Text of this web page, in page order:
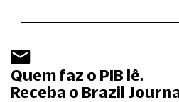
Quem faz o PIB lê.
Receba o Brazil